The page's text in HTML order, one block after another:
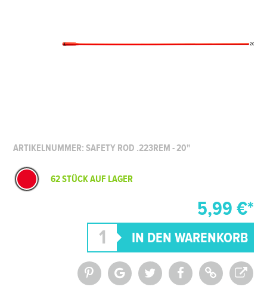
ARTIKELNUMMER: SAFETY ROD .223REM - 20"
62 STÜCK AUF LAGER
5,99 €*